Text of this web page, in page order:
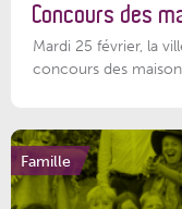
Concours des
Mardi 25 février, la
concours des
Famille